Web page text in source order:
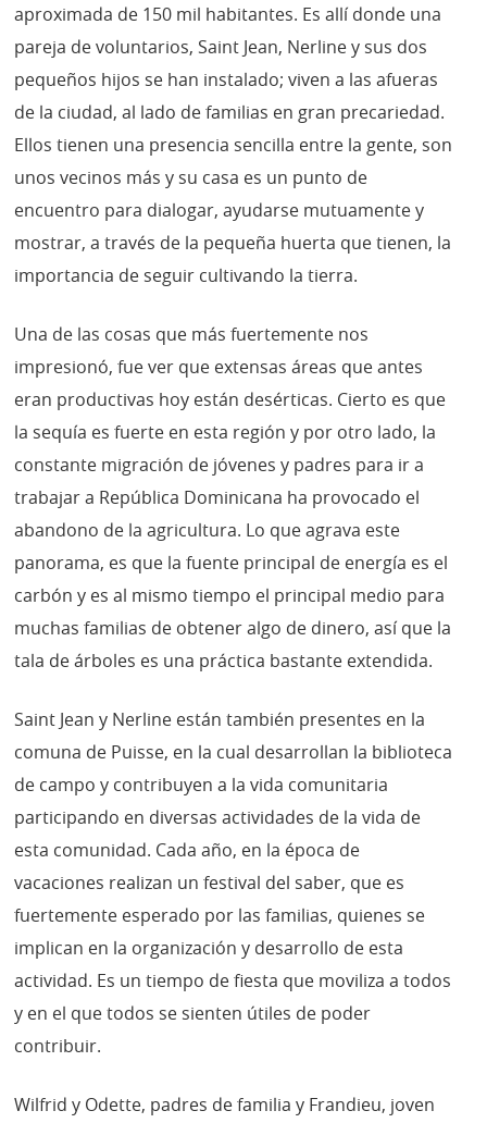
aproximada de 150 mil habitantes. Es allí donde una
pareja de voluntarios, Saint Jean, Nerline y sus dos
pequeños hijos se han instalado; viven a las afueras
de la ciudad, al lado de familias en gran precariedad.
Ellos tienen una presencia sencilla entre la gente, son
unos vecinos más y su casa es un punto de
encuentro para dialogar, ayudarse mutuamente y
mostrar, a través de la pequeña huerta que tienen, la
importancia de seguir cultivando la tierra.
Una de las cosas que más fuertemente nos
impresionó, fue ver que extensas áreas que antes
eran productivas hoy están desérticas. Cierto es que
la sequía es fuerte en esta región y por otro lado, la
constante migración de jóvenes y padres para ir a
trabajar a República Dominicana ha provocado el
abandono de la agricultura. Lo que agrava este
panorama, es que la fuente principal de energía es el
carbón y es al mismo tiempo el principal medio para
muchas familias de obtener algo de dinero, así que la
tala de árboles es una práctica bastante extendida.
Saint Jean y Nerline están también presentes en la
comuna de Puisse, en la cual desarrollan la biblioteca
de campo y contribuyen a la vida comunitaria
participando en diversas actividades de la vida de
esta comunidad. Cada año, en la época de
vacaciones realizan un festival del saber, que es
fuertemente esperado por las familias, quienes se
implican en la organización y desarrollo de esta
actividad. Es un tiempo de fiesta que moviliza a todos
y en el que todos se sienten útiles de poder
contribuir.
Wilfrid y Odette, padres de familia y Frandieu, joven